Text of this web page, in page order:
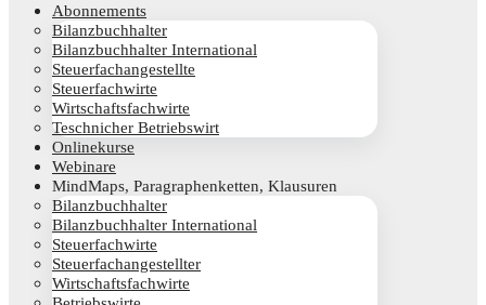
Abon­ne­ments
Bilanz­buch­hal­ter
Bilanz­buch­hal­ter International
Steu­er­fach­an­ge­stell­te
Steu­er­fach­wir­te
Wirt­schafts­fach­wir­te
Teschni­cher Betriebswirt
Online­kur­se
Web­i­na­re
Mind­Maps, Para­gra­phen­ket­ten, Klausuren
Bilanz­buch­hal­ter
Bilanz­buch­hal­ter International
Steu­er­fach­wir­te
Steu­er­fach­an­ge­stell­ter
Wirt­schafts­fach­wir­te